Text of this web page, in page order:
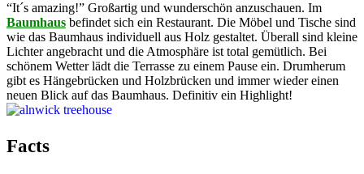
“It´s amazing!” Großartig und wunderschön anzuschauen. Im
Baumhaus befindet sich ein Restaurant. Die Möbel und Tische sind
wie das Baumhaus individuell aus Holz gestaltet. Überall sind kleine
Lichter angebracht und die Atmosphäre ist total gemütlich. Bei
schönem Wetter lädt die Terrasse zu einem Pause ein. Drumherum
gibt es Hängebrücken und Holzbrücken und immer wieder einen
neuen Blick auf das Baumhaus. Definitiv ein Highlight!
Facts